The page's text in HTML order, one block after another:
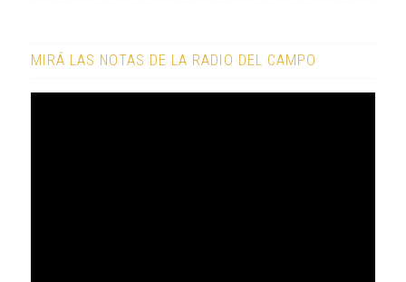
MIRÁ LAS NOTAS DE LA RADIO DEL CAMPO